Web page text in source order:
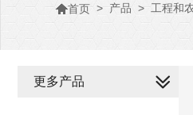
首页 > 产品 > 工程和
更多产品